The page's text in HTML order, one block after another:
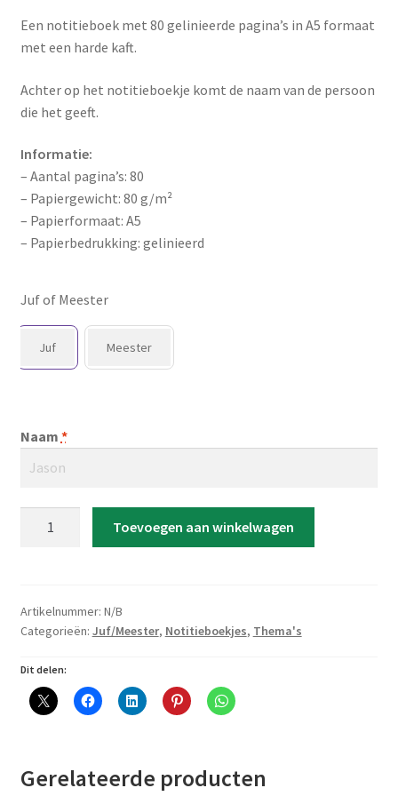
Een notitieboek met 80 gelinieerde pagina’s in A5 formaat
met een harde kaft.
Achter op het notitieboekje komt de naam van de persoon
die het geeft.
Informatie:
– Aantal pagina’s: 80
– Papiergewicht: 80 g/m²
– Papierformaat: A5
– Papierbedrukking: gelinieerd
Juf of Meester
Juf Meester
Naam *
onbeschrijflijk
leuk
aantal
Toevoegen aan winkelwagen
Artikelnummer: N/B
Categorieën: Juf/Meester, Notitieboekjes, Thema's
Dit delen:
Gerelateerde producten